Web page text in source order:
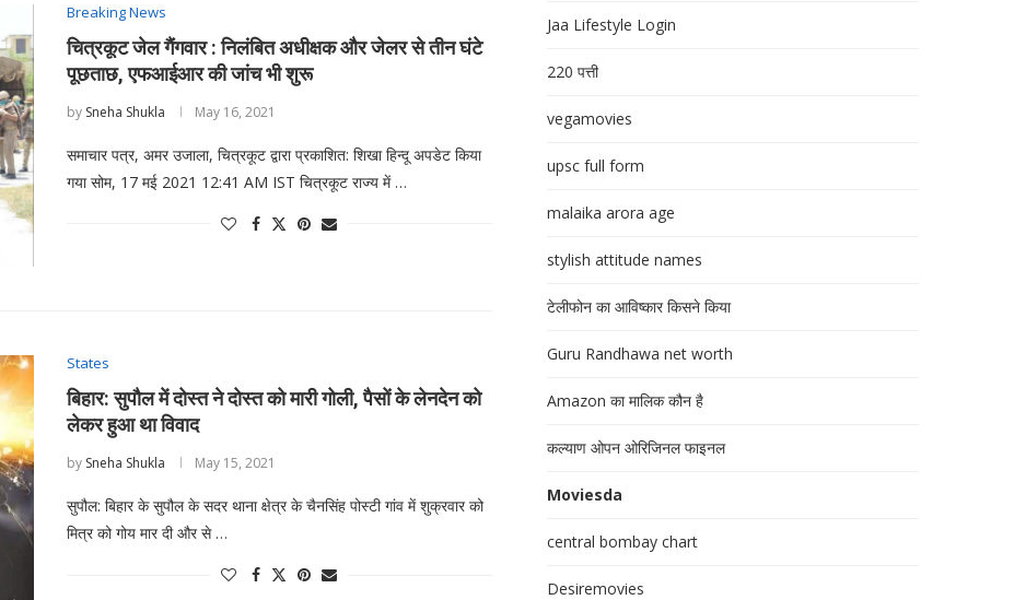
Breaking News
चित्रकूट जेल गैंगवार : निलंबित अधीक्षक और जेलर से तीन घंटे
पूछताछ, एफआईआर की जांच भी शुरू
by Sneha Shukla May 16, 2021
समाचार पत्र, अमर उजाला, चित्रकूट द्वारा प्रकाशित: शिखा हिन्दू अपडेट किया
गया सोम, 17 मई 2021 12:41 AM IST चित्रकूट राज्य में …
States
बिहार: सुपौल में दोस्त ने दोस्त को मारी गोली, पैसों के लेनदेन को
लेकर हुआ था विवाद
by Sneha Shukla May 15, 2021
सुपौल: बिहार के सुपौल के सदर थाना क्षेत्र के चैनसिंह पोस्टी गांव में शुक्रवार को
मित्र को गोय मार दी और से …
Jaa Lifestyle Login
220 पत्ती
vegamovies
upsc full form
malaika arora age
stylish attitude names
टेलीफोन का आविष्कार किसने किया
Guru Randhawa net worth
Amazon का मालिक कौन है
कल्याण ओपन ओरिजिनल फाइनल
Moviesda
central bombay chart
Desiremovies